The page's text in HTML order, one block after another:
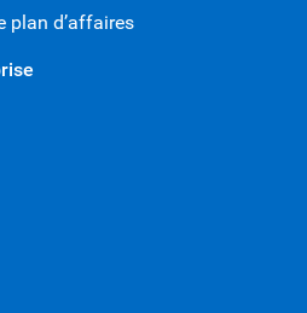
plan d’affaires